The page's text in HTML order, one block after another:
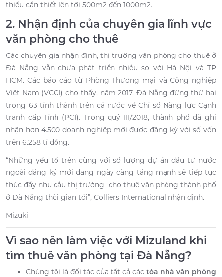
thiểu cần thiết lên tới 500m2 đến 1000m2.
2. Nhận định của chuyên gia lĩnh vực
văn phòng cho thuê
Các chuyên gia nhận định, thị trường văn phòng cho thuê ở
Đà Nẵng vẫn chưa phát triển nhiều so với Hà Nội và TP
HCM. Các báo cáo từ Phòng Thương mại và Công nghiệp
Việt Nam (VCCI) cho thấy, năm 2017, Đà Nẵng đứng thứ hai
trong 63 tỉnh thành trên cả nước về Chỉ số Năng lực Cạnh
tranh cấp Tỉnh (PCI). Trong quý III/2018, thành phố đã ghi
nhận hơn 4.500 doanh nghiệp mới được đăng ký với số vốn
trên 6.258 tỉ đồng.
“Những yếu tố trên cùng với số lượng dự án đầu tư nước
ngoài đăng ký mới đang ngày càng tăng mạnh sẽ tiếp tục
thúc đẩy nhu cầu thị trường cho thuê văn phòng thành phố
ở Đà Nẵng thời gian tới”, Colliers International nhận định.
Mizuki-
Vì sao nên làm việc với Mizuland khi
tìm thuê văn phòng tại Đà Nẵng?
Chúng tôi là đối tác của tất cả các tòa nhà văn phòng